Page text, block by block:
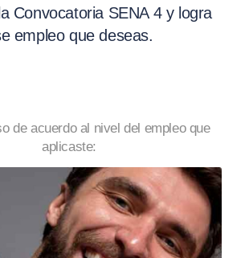
Convocatoria SENA 4 y logra
empleo que deseas.
de acuerdo al nivel del empleo que
aplicaste: